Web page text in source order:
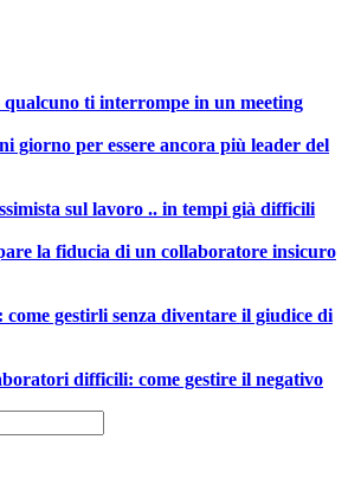
ti interrompe in un meeting
giorno per essere ancora più leader del
sul lavoro .. in tempi già difficili
la fiducia di un collaboratore insicuro
gestirli senza diventare il giudice di
difficili: come gestire il negativo